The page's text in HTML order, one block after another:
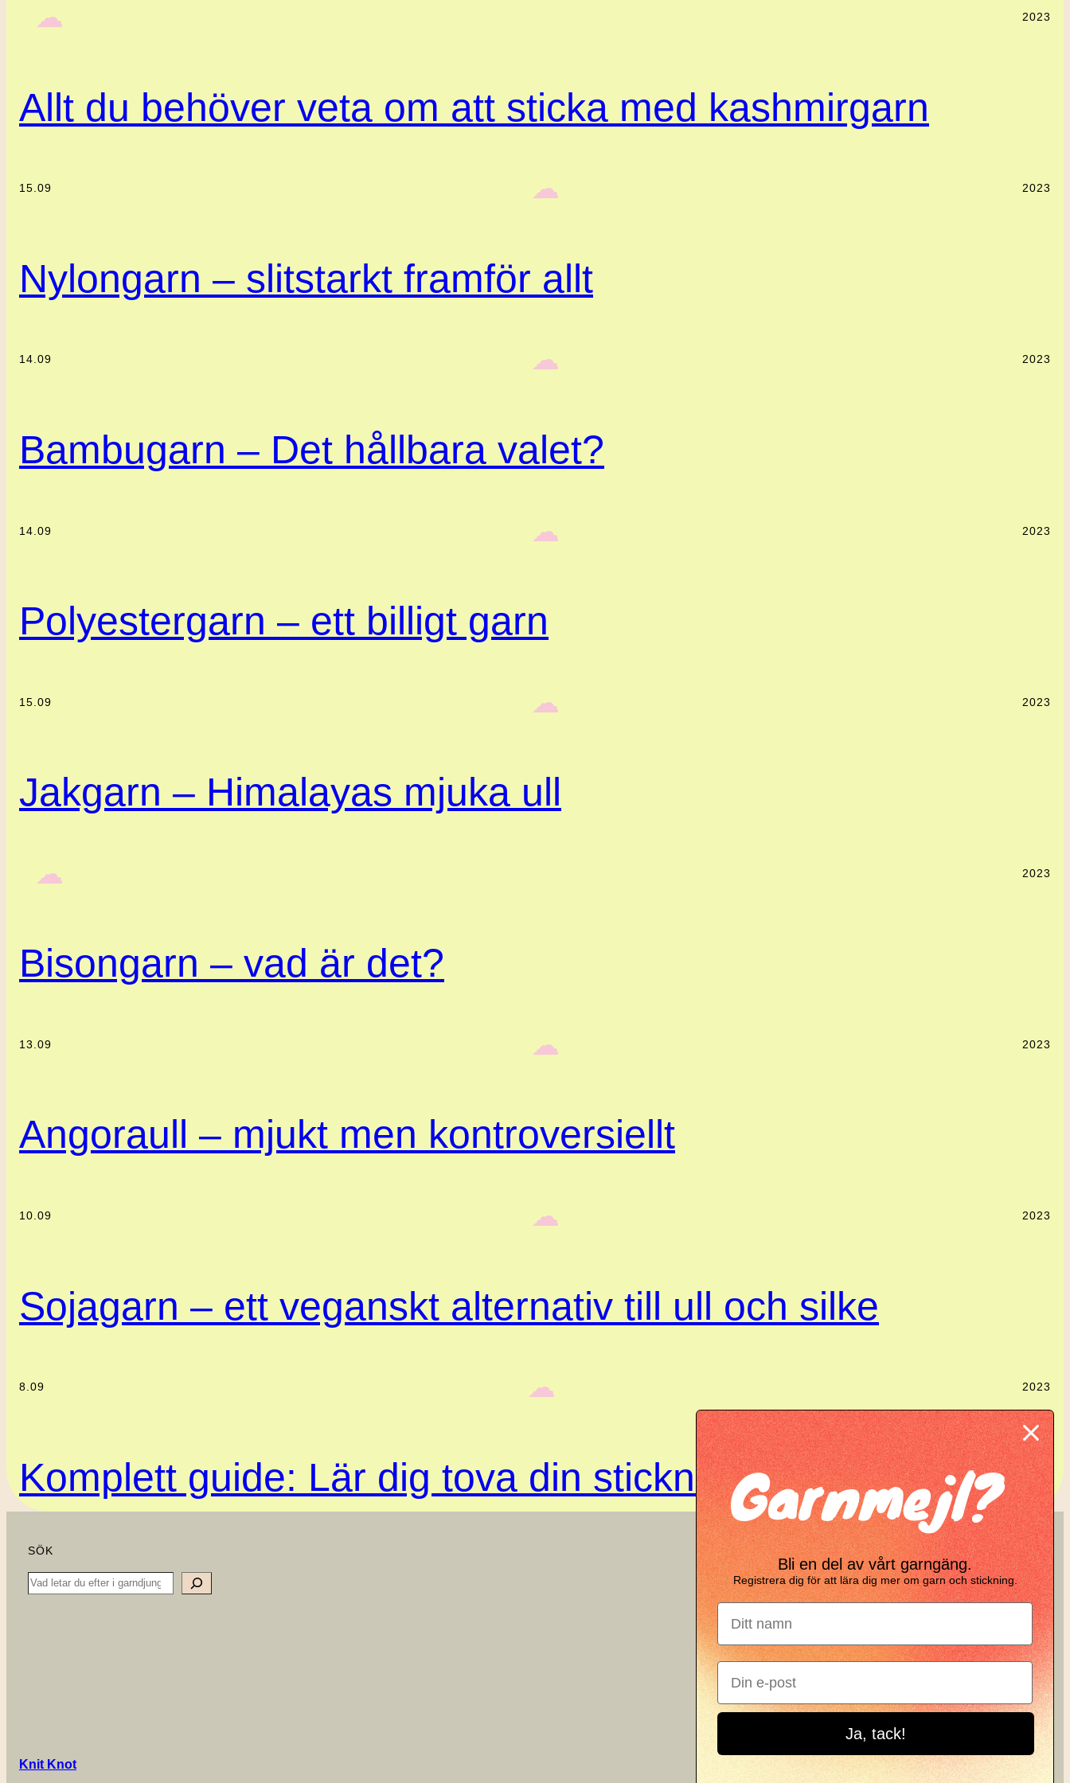
‎ ‎‎ ☁︎‎‎ 2023
Allt du behöver veta om att sticka med kashmirgarn
15.09 ‎ ‎‎ ☁︎‎‎ 2023
Nylongarn – slitstarkt framför allt
14.09 ‎ ‎‎ ☁︎‎‎ 2023
Bambugarn – Det hållbara valet?
14.09 ‎ ‎‎ ☁︎‎‎ 2023
Polyestergarn – ett billigt garn
15.09 ‎ ‎‎ ☁︎‎‎ 2023
Jakgarn – Himalayas mjuka ull
‎ ‎‎ ☁︎‎‎ 2023
Bisongarn – vad är det?
13.09 ‎ ‎‎ ☁︎‎‎ 2023
Angoraull – mjukt men kontroversiellt
10.09 ‎ ‎‎ ☁︎‎‎ 2023
Sojagarn – ett veganskt alternativ till ull och silke
8.09 ‎ ‎‎ ☁︎‎‎ 2023
Komplett guide: Lär dig tova din stickning
SÖK
Search
KNIT KNOT
Manifesto
Knit Knot
Garnmejl?
Bli en del av vårt garngäng.
Registrera dig för att lära dig mer om garn och stickning.
Ja, tack!